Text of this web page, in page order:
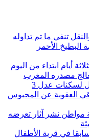
تنفي ما تم تداوله
الأحمر
أيام ابتداء من اليوم
مصدره المغرب
لسكنات عدل 3
العقوبة عن المحبوس
مواطن نشر آثار تعرضه
في قرية الأطفال